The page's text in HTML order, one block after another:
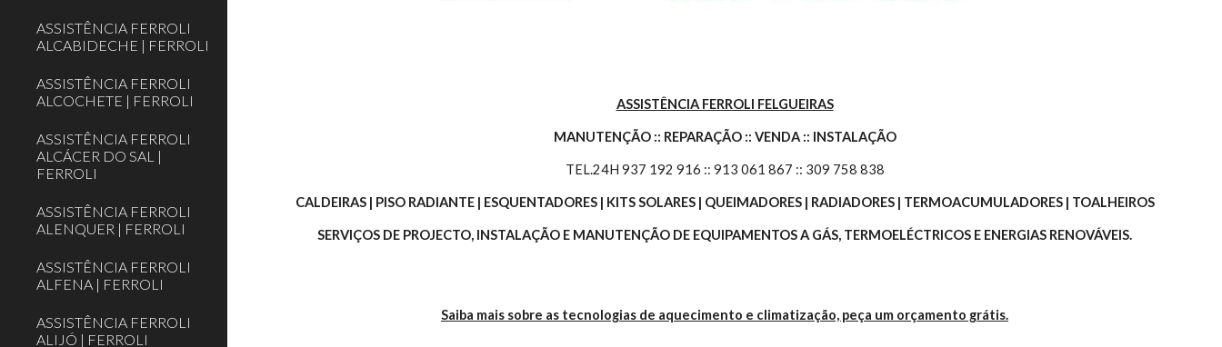
ASSISTÊNCIA FERROLI
ALCABIDECHE | FERROLI
ASSISTÊNCIA FERROLI
ALCOCHETE | FERROLI
ASSISTÊNCIA FERROLI
ALCÁCER DO SAL |
FERROLI
ASSISTÊNCIA FERROLI
ALENQUER | FERROLI
ASSISTÊNCIA FERROLI
ALFENA | FERROLI
ASSISTÊNCIA FERROLI
ALIJÓ | FERROLI
ASSISTÊNCIA FERROLI FELGUEIRAS
MANUTENÇÃO :: REPARAÇÃO :: VENDA :: INSTALAÇÃO
TEL.24H 937 192 916 :: 913 061 867 :: 309 758 838
CALDEIRAS | PISO RADIANTE | ESQUENTADORES | KITS SOLARES | QUEIMADORES | RADIADORES | TERMOACUMULADORES | TOALHEIROS
SERVIÇOS DE PROJECTO, INSTALAÇÃO E MANUTENÇÃO DE EQUIPAMENTOS A GÁS, TERMOELÉCTRICOS E ENERGIAS RENOVÁVEIS.
Saiba mais sobre as tecnologias de aquecimento e climatização, peça um orçamento grátis.